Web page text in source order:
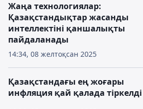
14:34, 08 желтоқсан 2025
Жаңа технологиялар:
Қазақстандықтар жасанды
интеллектіні қаншалықты
пайдаланады
Қазақстандағы ең жоғары
инфляция қай қалада тіркелді